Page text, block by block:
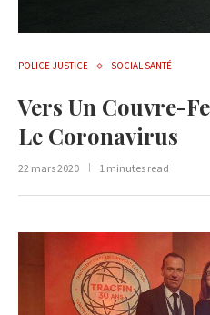
POLICE-JUSTICE SOCIAL-SANTÉ
Vers Un Couvre-
Le Coronavirus
22 mars 2020 1 minutes read